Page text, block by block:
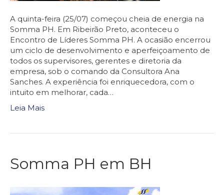
A quinta-feira (25/07) começou cheia de energia na
Somma PH. Em Ribeirão Preto, aconteceu o
Encontro de Líderes Somma PH. A ocasião encerrou
um ciclo de desenvolvimento e aperfeiçoamento de
todos os supervisores, gerentes e diretoria da
empresa, sob o comando da Consultora Ana
Sanches. A experiência foi enriquecedora, com o
intuito em melhorar, cada…
Leia Mais
Somma PH em BH